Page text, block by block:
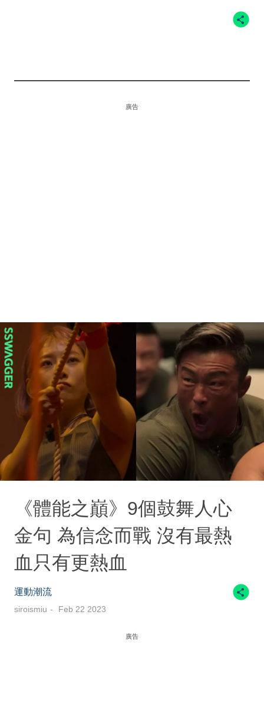
廣告
《體能之巔》9個鼓舞人心
金句 為信念而戰 沒有最熱
血只有更熱血
運動潮流
siroismiu Feb 22 2023
廣告